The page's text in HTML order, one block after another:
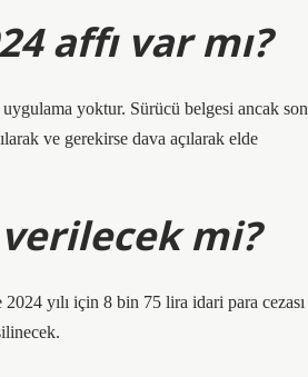
affı var mı?
yoktur. Sürücü belgesi ancak son
ve gerekirse dava açılarak elde
mi?
yılı için 8 bin 75 lira idari para cezası